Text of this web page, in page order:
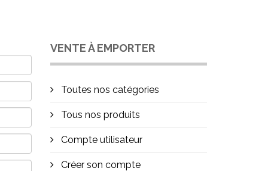
VENTE À EMPORTER
Toutes nos catégories
Tous nos produits
Compte utilisateur
Créer son compte